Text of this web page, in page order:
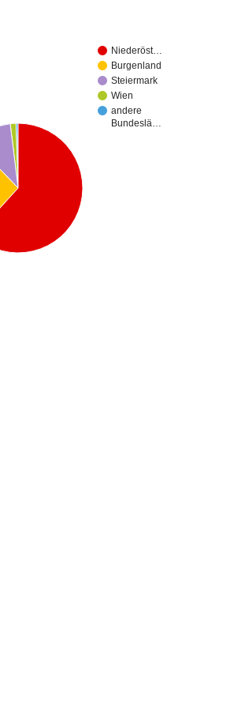
Niederöst…
Burgenland
Steiermark
Wien
andere
Bundeslä…